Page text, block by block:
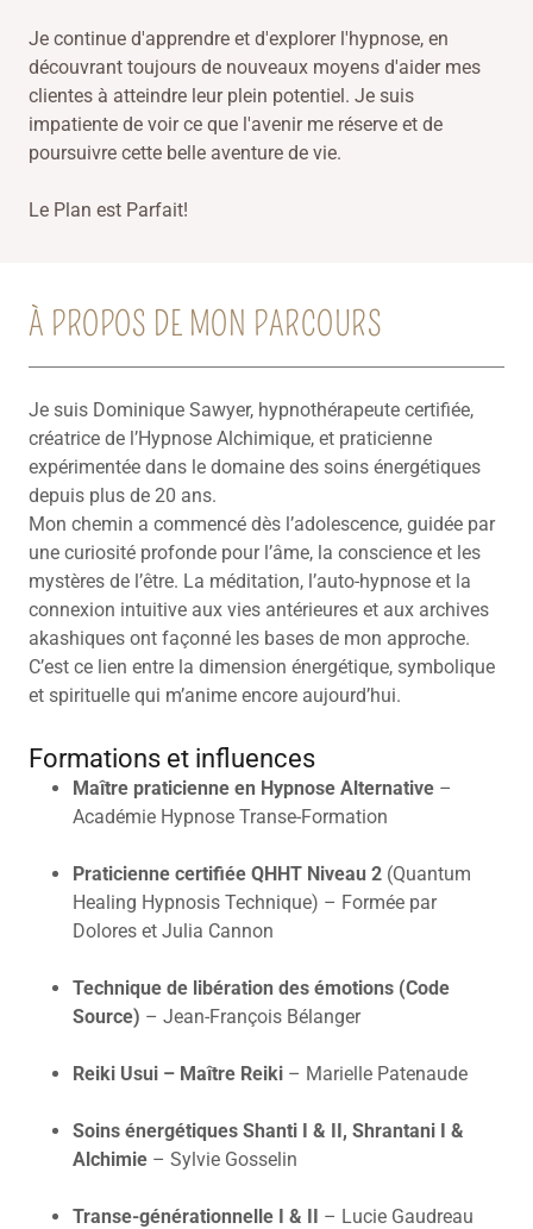
Je continue d'apprendre et d'explorer l'hypnose, en
découvrant toujours de nouveaux moyens d'aider mes
clientes à atteindre leur plein potentiel. Je suis
impatiente de voir ce que l'avenir me réserve et de
poursuivre cette belle aventure de vie.
Le Plan est Parfait!
À PROPOS DE MON PARCOURS
Je suis Dominique Sawyer, hypnothérapeute certifiée,
créatrice de l’Hypnose Alchimique, et praticienne
expérimentée dans le domaine des soins énergétiques
depuis plus de 20 ans.
Mon chemin a commencé dès l’adolescence, guidée par
une curiosité profonde pour l’âme, la conscience et les
mystères de l’être. La méditation, l’auto-hypnose et la
connexion intuitive aux vies antérieures et aux archives
akashiques ont façonné les bases de mon approche.
C’est ce lien entre la dimension énergétique, symbolique
et spirituelle qui m’anime encore aujourd’hui.
Formations et influences
Maître praticienne en Hypnose Alternative–
Académie Hypnose Transe-Formation
Praticienne certifiée QHHT Niveau 2 (Quantum
Healing Hypnosis Technique) – Formée par
Dolores et Julia Cannon
Technique de libération des émotions (Code
Source) – Jean-François Bélanger
Reiki Usui – Maître Reiki– Marielle Patenaude
Soins énergétiques Shanti I & II, Shrantani I &
Alchimie– Sylvie Gosselin
Transe-générationnelle I & II – Lucie Gaudreau